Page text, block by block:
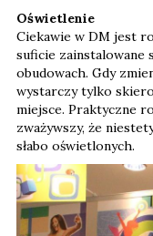
Oświetlenie
Ciekawie w DM jest
suficie zainstalowane
obudowach. Gdy
wystarczy tylko
miejsce. Praktyczne
zważywszy, że
słabo oświetlonych.